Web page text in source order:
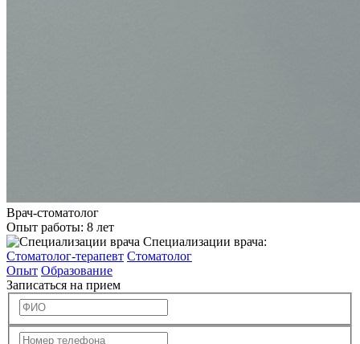
Врач-стоматолог
Опыт работы: 8 лет
Специализации врача:
Стоматолог-терапевт Стоматолог
Опыт Образование
Записаться на прием